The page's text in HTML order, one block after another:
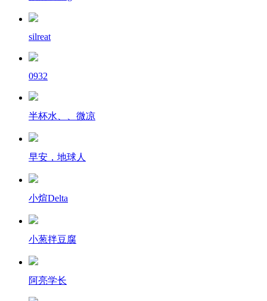
silreat
0932
半杯水、、微凉
早安，地球人
小煊Delta
小葱拌豆腐
阿亮学长